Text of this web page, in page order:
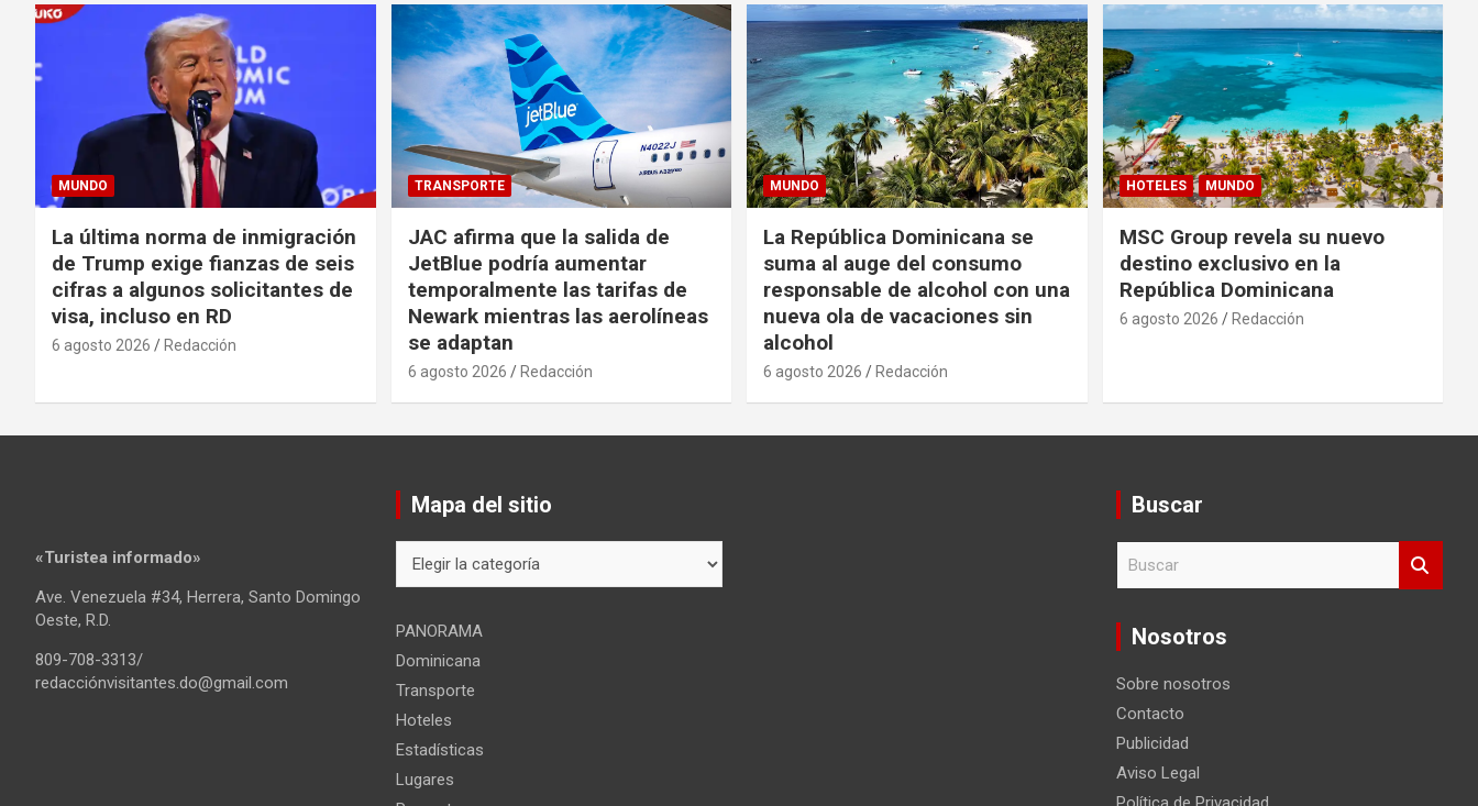
MUNDO
La última norma de inmigración
de Trump exige fianzas de seis
cifras a algunos solicitantes de
visa, incluso en RD
6 agosto 2026 Redacción
TRANSPORTE
JAC afirma que la salida de
JetBlue podría aumentar
temporalmente las tarifas de
Newark mientras las aerolíneas
se adaptan
6 agosto 2026 Redacción
MUNDO
La República Dominicana se
suma al auge del consumo
responsable de alcohol con una
nueva ola de vacaciones sin
alcohol
6 agosto 2026 Redacción
HOTELES MUNDO
MSC Group revela su nuevo
destino exclusivo en la
República Dominicana
6 agosto 2026 Redacción
«Turistea informado»
Ave. Venezuela #34, Herrera, Santo Domingo
Oeste, R.D.
809-708-3313/
redacciónvisitantes.do@gmail.com
Mapa del sitio
del
PANORAMA
Dominicana
Transporte
Hoteles
Estadísticas
Lugares
Buscar
c
Nosotros
Sobre nosotros
Contacto
Publicidad
Aviso Legal